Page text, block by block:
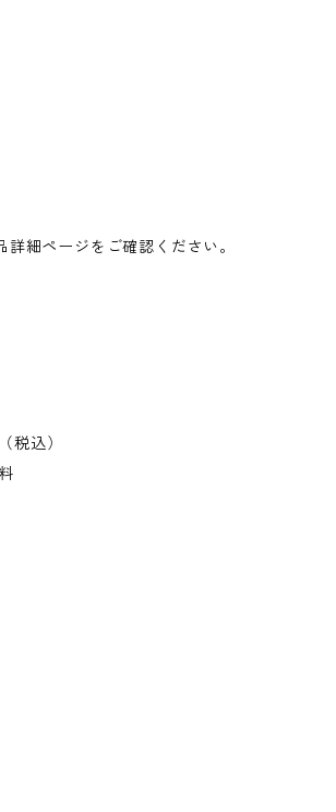
細ページをご確認ください。
税込）